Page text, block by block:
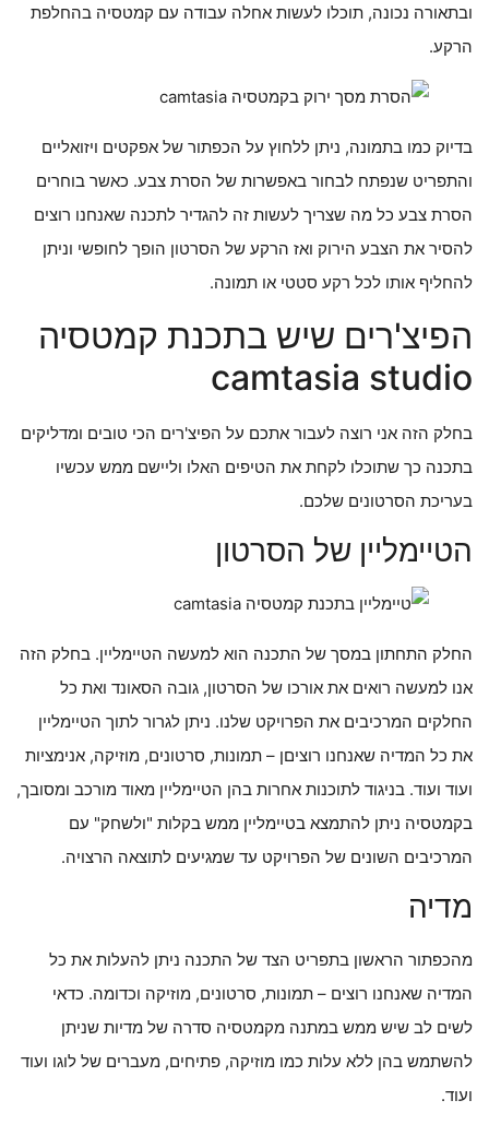
ובתאורה נכונה, תוכלו לעשות אחלה עבודה עם קמטסיה בהחלפת
הרקע.
בדיוק כמו בתמונה, ניתן ללחוץ על הכפתור של אפקטים ויזואליים
והתפריט שנפתח לבחור באפשרות של הסרת צבע. כאשר בוחרים
הסרת צבע כל מה שצריך לעשות זה להגדיר לתכנה שאנחנו רוצים
להסיר את הצבע הירוק ואז הרקע של הסרטון הופך לחופשי וניתן
להחליף אותו לכל רקע סטטי או תמונה.
הפיצ'רים שיש בתכנת קמטסיה
camtasia studio
בחלק הזה אני רוצה לעבור אתכם על הפיצ'רים הכי טובים ומדליקים
בתכנה כך שתוכלו לקחת את הטיפים האלו וליישם ממש עכשיו
בעריכת הסרטונים שלכם.
הטיימליין של הסרטון
החלק התחתון במסך של התכנה הוא למעשה הטיימליין. בחלק הזה
אנו למעשה רואים את אורכו של הסרטון, גובה הסאונד ואת כל
החלקים המרכיבים את הפרויקט שלנו. ניתן לגרור לתוך הטיימליין
את כל המדיה שאנחנו רוציםן – תמונות, סרטונים, מוזיקה, אנימציות
ועוד ועוד. בניגוד לתוכנות אחרות בהן הטיימליין מאוד מורכב ומסובך,
בקמטסיה ניתן להתמצא בטיימליין ממש בקלות "ולשחק" עם
המרכיבים השונים של הפרויקט עד שמגיעים לתוצאה הרצויה.
מדיה
מהכפתור הראשון בתפריט הצד של התכנה ניתן להעלות את כל
המדיה שאנחנו רוצים – תמונות, סרטונים, מוזיקה וכדומה. כדאי
לשים לב שיש ממש במתנה מקמטסיה סדרה של מדיות שניתן
להשתמש בהן ללא עלות כמו מוזיקה, פתיחים, מעברים של לוגו ועוד
ועוד.